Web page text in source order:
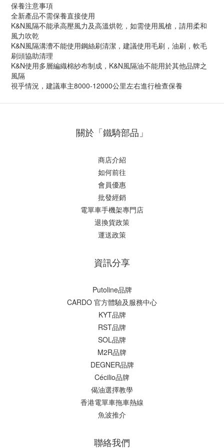
保養注意事項
全新產品不需保養直接使用
K&N風隔不能承高壓風力及高溫烘乾，如需使用風槍，請用柔和
風力吹乾
K&N風隔溝漕不能使用鋼絲刷清潔，建議使用毛刷，油刷，軟毛
刷頭協助清理
K&N使用多層編織棉紗布制成，K&N風隔油不能用於其他品牌之
風隔
視乎情況，建議車主8000-12000公里左右進行檢查保養
關於「鐵騎部品」
商店介紹
如何前往
會員優惠
批發經銷
電單車手機架專門店
退換貨政策
運送政策
資訊分享
Putoline品牌
CARDO 官方體驗及服務中心
KYT品牌
RST品牌
SOL品牌
M2R品牌
DEGNER品牌
Cécilio品牌
偈油選擇教學
香港電單車拖車熱線
魚波推介
聯絡我們